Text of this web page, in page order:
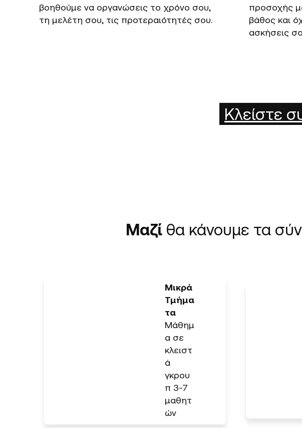
βοηθούμε να οργανώσεις το χρόνο σου,
τη μελέτη σου, τις προτεραιότητές σου.
προσοχής
βάθος και
ασκήσεις
Κλείστε
Μαζί θα κάνουμε τα
Μικρά
Τμήμα
τα
Μάθημ
α σε
κλειστ
ά
γκρου
π 3-7
μαθητ
ών